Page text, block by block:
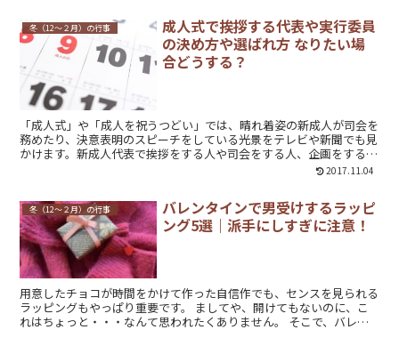
冬（12～２月）の行事
成人式で挨拶する代表や実行委員
の決め方や選ばれ方 なりたい場
合どうする？
「成人式」や「成人を祝うつどい」では、晴れ着姿の新成人が司会を
務めたり、決意表明のスピーチをしている光景をテレビや新聞でも見
かけます。新成人代表で挨拶をする人や司会をする人、企画をする実
2017.11.04
冬（12～２月）の行事
バレンタインで男受けするラッピ
ング5選｜派手にしすぎに注意！
用意したチョコが時間をかけて作った自信作でも、センスを見られる
ラッピングもやっぱり重要です。 ましてや、開けてもないのに、こ
れはちょっと・・・なんて思われたくありません。 そこで、バレン